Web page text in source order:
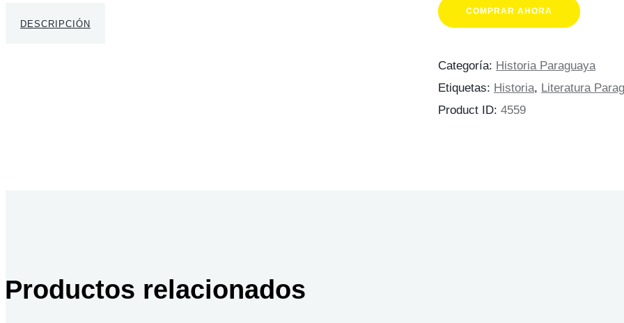
descubrimiento,
poblacion
conquista
del
COMPRAR AHORA
Categoría: Historia Paraguaya
Etiquetas: Historia, Literatura
Product ID:4559
DESCRIPCIÓN
Productos relacionados